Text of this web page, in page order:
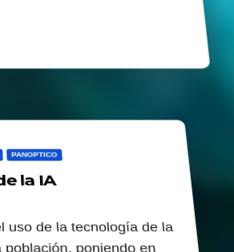
PANOPTICO
la IA
uso de la tecnología de la
poniendo en